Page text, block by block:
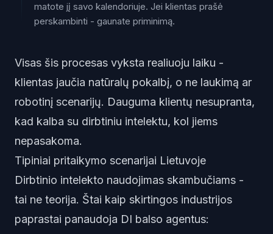
matote jį savo kalendoriuje. Jei klientas prašė
perskambinti - gaunate priminimą.
Visas šis procesas vyksta realiuoju laiku -
klientas jaučia natūralų pokalbį, o ne laukimą ar
robotinį scenarijų. Dauguma klientų nesupranta,
kad kalba su dirbtiniu intelektu, kol jiems
nepasakoma.
Tipiniai pritaikymo scenarijai Lietuvoje
Dirbtinio intelekto naudojimas skambučiams -
tai ne teorija. Štai kaip skirtingos industrijos
paprastai panaudoja DI balso agentus: